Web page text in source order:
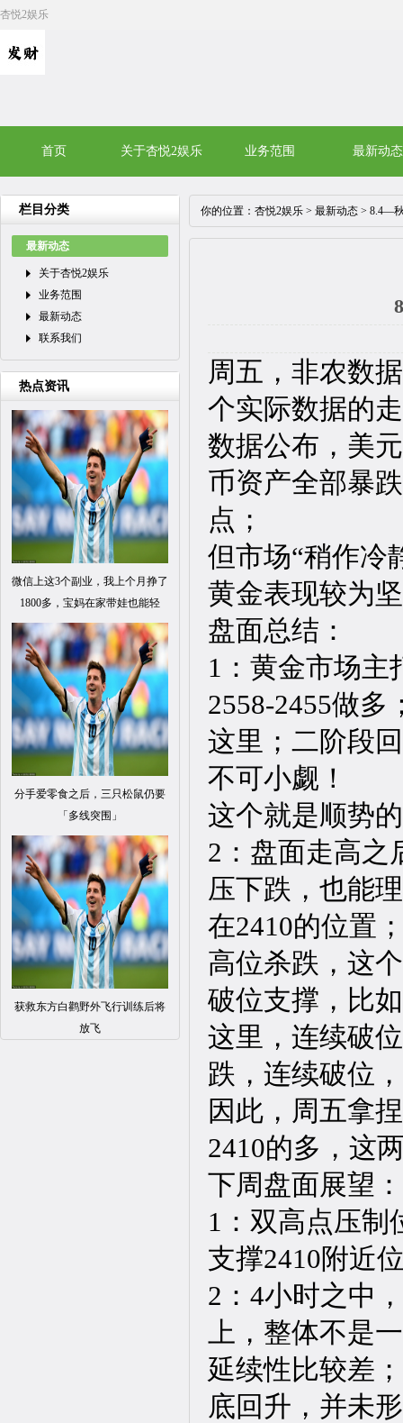
杏悦2娱乐
首页 关于杏悦2娱乐 业务范围 最新动态
栏目分类
最新动态
关于杏悦2娱乐
业务范围
最新动态
联系我们
热点资讯
微信上这3个副业，我上个月挣了
1800多，宝妈在家带娃也能轻
分手爱零食之后，三只松鼠仍要
「多线突围」
获救东方白鹳野外飞行训练后将
放飞
你的位置： 杏悦2娱乐 > 最新动态 > 8.4—
周五，非农数
个实际数据的
数据公布，美
币资产全部暴
点；
但市场“稍作冷
黄金表现较为
盘面总结：
1：黄金市场主
2558-2455做多
这里；二阶段
不可小觑！
这个就是顺势
2：盘面走高之
压下跌，也能
在2410的位置
高位杀跌，这
破位支撑，比
这里，连续破
跌，连续破位
因此，周五拿
2410的多，这
下周盘面展望：
1：双高点压制
支撑2410附近
2：4小时之中
上，整体不是
延续性比较差
底回升，并未